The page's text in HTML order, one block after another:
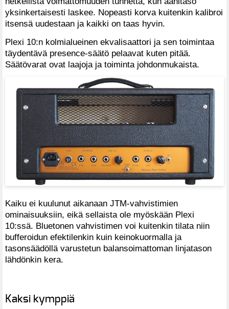
yksinkertaisesti laskee. Nopeasti korva kuitenkin kalibroi
itsensä uudestaan ja kaikki on taas hyvin.
Plexi 10:n kolmialueinen ekvalisaattori ja sen toimintaa
täydentävä presence-säätö pelaavat kuten pitää.
Säätövarat ovat laajoja ja toiminta johdonmukaista.
Kaiku ei kuulunut aikanaan JTM-vahvistimien
ominaisuuksiin, eikä sellaista ole myöskään Plexi
10:ssä. Bluetonen vahvistimen voi kuitenkin tilata niin
bufferoidun efektilenkin kuin keinokuormalla ja
tasonsäädöllä varustetun balansoimattoman linjatason
lähdönkin kera.
Kaksi kymppiä